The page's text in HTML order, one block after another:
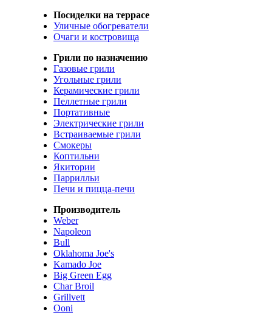
Посиделки на террасе
Уличные обогреватели
Очаги и костровища
Грили по назначению
Газовые грили
Угольные грили
Керамические грили
Пеллетные грили
Портативные
Электрические грили
Встраиваемые грили
Смокеры
Коптильни
Якитории
Паррилльи
Печи и пицца-печи
Производитель
Weber
Napoleon
Bull
Oklahoma Joe's
Kamado Joe
Big Green Egg
Char Broil
Grillvett
Ooni